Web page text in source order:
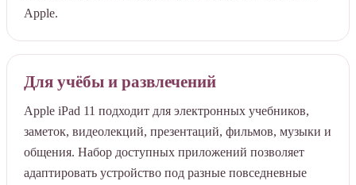
Apple.
Для учёбы и развлечений
Apple iPad 11 подходит для электронных учебников,
заметок, видеолекций, презентаций, фильмов, музыки и
общения. Набор доступных приложений позволяет
адаптировать устройство под разные повседневные